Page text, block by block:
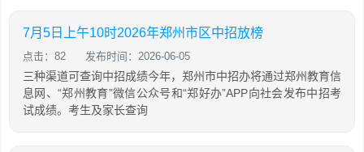
7月5日上午10时2026年郑州市区中招放榜
点击：82 发布时间：2026-06-05
三种渠道可查询中招成绩今年，郑州市中招办将通过郑州教育信
息网、“郑州教育”微信公众号和“郑好办”APP向社会发布中招考
试成绩。考生及家长查询